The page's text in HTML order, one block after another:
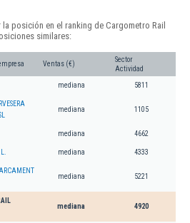
posición en el ranking de Cargometro Rail
similares:
Ventas (€)
Sector
Actividad
mediana 5811
mediana 1105
mediana 4662
mediana 4333
mediana 5221
mediana 4920